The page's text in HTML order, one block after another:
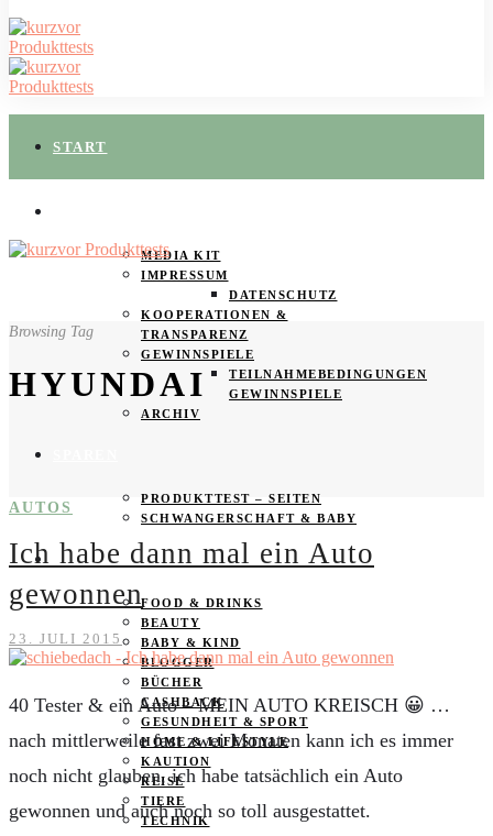
START
MEDIA KIT
IMPRESSUM
DATENSCHUTZ
KOOPERATIONEN &
TRANSPARENZ
GEWINNSPIELE
TEILNAHMEBEDINGUNGEN
GEWINNSPIELE
ARCHIV
PRODUKTTEST – SEITEN
SCHWANGERSCHAFT & BABY
PRODUKTTESTER GESUCHT
FOOD & DRINKS
BEAUTY
BABY & KIND
BLOGGER
BÜCHER
CASHBACK
GESUNDHEIT & SPORT
HOME & LIFESTYLE
KAUTION
REISE
TIERE
TECHNIK
Browsing Tag
HYUNDAI
AUTOS
Ich habe dann mal ein Auto
gewonnen
23. JULI 2015
40 Tester & ein Auto – MEIN AUTO KREISCH 😀 …
nach mittlerweile fast zwei Monaten kann ich es immer
noch nicht glauben, ich habe tatsächlich ein Auto
gewonnen und auch noch so toll ausgestattet.